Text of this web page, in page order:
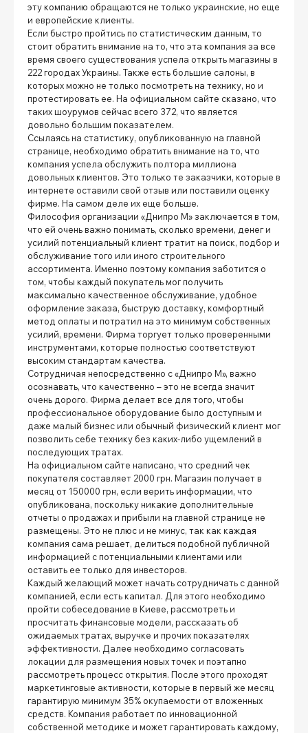
эту компанию обращаются не только украинские, но еще
и европейские клиенты.
Если быстро пройтись по статистическим данным, то
стоит обратить внимание на то, что эта компания за все
время своего существования успела открыть магазины в
222 городах Украины. Также есть большие салоны, в
которых можно не только посмотреть на технику, но и
протестировать ее. На официальном сайте сказано, что
таких шоурумов сейчас всего 372, что является
довольно большим показателем.
Ссылаясь на статистику, опубликованную на главной
странице, необходимо обратить внимание на то, что
компания успела обслужить полтора миллиона
довольных клиентов. Это только те заказчики, которые в
интернете оставили свой отзыв или поставили оценку
фирме. На самом деле их еще больше.
Философия организации «Днипро М» заключается в том,
что ей очень важно понимать, сколько времени, денег и
усилий потенциальный клиент тратит на поиск, подбор и
обслуживание того или иного строительного
ассортимента. Именно поэтому компания заботится о
том, чтобы каждый покупатель мог получить
максимально качественное обслуживание, удобное
оформление заказа, быструю доставку, комфортный
метод оплаты и потратил на это минимум собственных
усилий, времени. Фирма торгует только проверенными
инструментами, которые полностью соответствуют
высоким стандартам качества.
Сотрудничая непосредственно с «Днипро М», важно
осознавать, что качественно – это не всегда значит
очень дорого. Фирма делает все для того, чтобы
профессиональное оборудование было доступным и
даже малый бизнес или обычный физический клиент мог
позволить себе технику без каких-либо ущемлений в
последующих тратах.
На официальном сайте написано, что средний чек
покупателя составляет 2000 грн. Магазин получает в
месяц от 150000 грн, если верить информации, что
опубликована, поскольку никакие дополнительные
отчеты о продажах и прибыли на главной странице не
размещены. Это не плюс и не минус, так как каждая
компания сама решает, делиться подобной публичной
информацией с потенциальными клиентами или
оставить ее только для инвесторов.
Каждый желающий может начать сотрудничать с данной
компанией, если есть капитал. Для этого необходимо
пройти собеседование в Киеве, рассмотреть и
просчитать финансовые модели, рассказать об
ожидаемых тратах, выручке и прочих показателях
эффективности. Далее необходимо согласовать
локации для размещения новых точек и поэтапно
рассмотреть процесс открытия. После этого проходят
маркетинговые активности, которые в первый же месяц
гарантирую минимум 35% окупаемости от вложенных
средств. Компания работает по инновационной
собственной методике и может гарантировать каждому,